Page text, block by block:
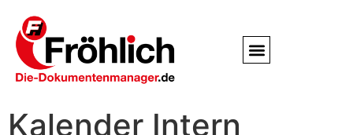
Kalender Intern